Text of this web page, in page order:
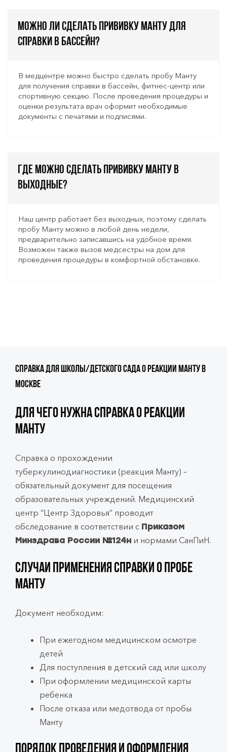
Можно ли сделать прививку Манту для
справки в бассейн?
В медцентре можно быстро сделать пробу Манту
для получения справки в бассейн, фитнес-центр или
спортивную секцию. После проведения процедуры и
оценки результата врач оформит необходимые
документы с печатями и подписями.
Где можно сделать прививку Манту в
выходные?
Наш центр работает без выходных, поэтому сделать
пробу Манту можно в любой день недели,
предварительно записавшись на удобное время.
Возможен также вызов медсестры на дом для
проведения процедуры в комфортной обстановке.
Справка для школы/детского сада о реакции Манту в
Москве
Для чего нужна справка о реакции
Манту
Справка о прохождении
туберкулинодиагностики (реакция Манту) –
обязательный документ для посещения
образовательных учреждений. Медицинский
центр “Центр Здоровья” проводит
обследование в соответствии с Приказом
Минздрава России №124н и нормами СанПиН.
Случаи применения справки о пробе
Манту
Документ необходим:
При ежегодном медицинском осмотре
детей
Для поступления в детский сад или школу
При оформлении медицинской карты
ребенка
После отказа или медотвода от пробы
Манту